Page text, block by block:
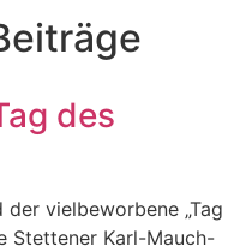
des
vielbeworbene „Tag
Stettener Karl-Mauch-